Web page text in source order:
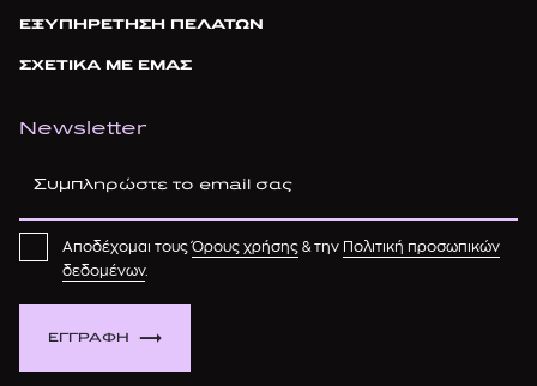
ΕΞΥΠΗΡΕΤΗΣΗ ΠΕΛΑΤΩΝ
ΣΧΕΤΙΚΑ ΜΕ ΕΜΑΣ
Newsletter
ΕΓΓΡΑΦΗ
Αποδέχομαι τουςΌρους χρήσης & την Πολιτική προσωπικών
δεδομένων.